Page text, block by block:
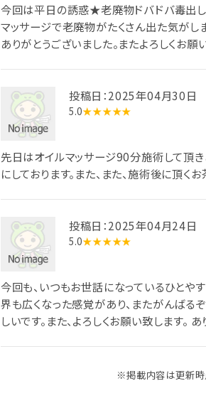
今回は平日の誘惑★老廃物ドバドバ毒出し
マッサージで老廃物がたくさん出た気がし
ありがとうございました。またよろしくお願
投稿日：2025年04月30日
5.0★★★★★
先日はオイルマッサージ90分施術して頂き
にしております。また、また、施術後に頂く
投稿日：2025年04月24日
5.0★★★★★
今回も、いつもお世話になっているひとや
界も広くなった感覚があり、またがんばる
しいです。また、よろしくお願い致します。
※掲載内容は更新時